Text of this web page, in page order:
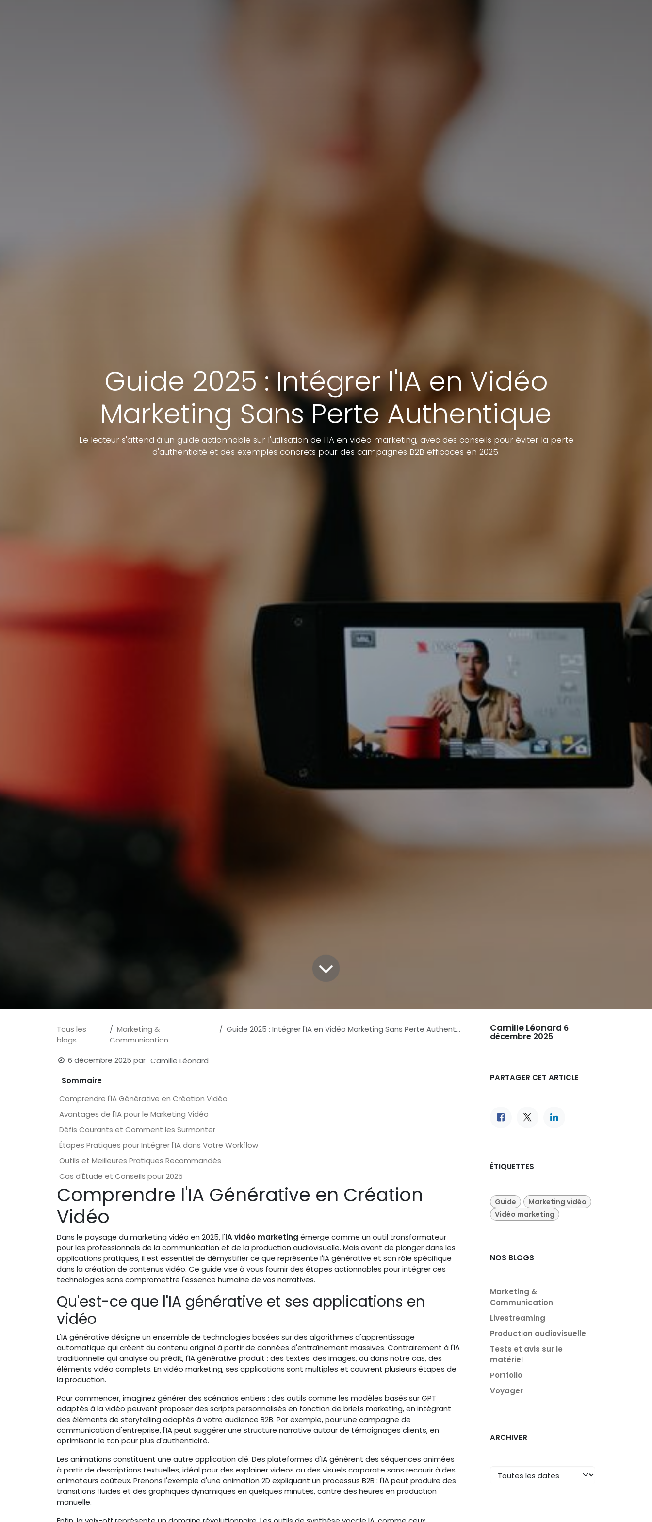
Guide 2025 : Intégrer l'IA en Vidéo
Marketing Sans Perte Authentique
Le lecteur s'attend à un guide actionnable sur l'utilisation de l'IA en vidéo marketing, avec des conseils pour éviter la perte
d'authenticité et des exemples concrets pour des campagnes B2B efficaces en 2025.
Tous les
blogs
Marketing &
Communication
Guide 2025 : Intégrer l'IA en Vidéo Marketing Sans Perte Authentique
6 décembre 2025 par Camille Léonard
Sommaire
Comprendre l'IA Générative en Création Vidéo
Avantages de l'IA pour le Marketing Vidéo
Défis Courants et Comment les Surmonter
Étapes Pratiques pour Intégrer l'IA dans Votre Workflow
Outils et Meilleures Pratiques Recommandés
Cas d'Étude et Conseils pour 2025
Comprendre l'IA Générative en Création
Vidéo
Dans le paysage du marketing vidéo en 2025, l'IA vidéo marketing émerge comme un outil transformateur
pour les professionnels de la communication et de la production audiovisuelle. Mais avant de plonger dans les
applications pratiques, il est essentiel de démystifier ce que représente l'IA générative et son rôle spécifique
dans la création de contenus vidéo. Ce guide vise à vous fournir des étapes actionnables pour intégrer ces
technologies sans compromettre l'essence humaine de vos narratives.
Qu'est-ce que l'IA générative et ses applications en
vidéo
L'IA générative désigne un ensemble de technologies basées sur des algorithmes d'apprentissage
automatique qui créent du contenu original à partir de données d'entraînement massives. Contrairement à l'IA
traditionnelle qui analyse ou prédit, l'IA générative produit : des textes, des images, ou dans notre cas, des
éléments vidéo complets. En vidéo marketing, ses applications sont multiples et couvrent plusieurs étapes de
la production.
Pour commencer, imaginez générer des scénarios entiers : des outils comme les modèles basés sur GPT
adaptés à la vidéo peuvent proposer des scripts personnalisés en fonction de briefs marketing, en intégrant
des éléments de storytelling adaptés à votre audience B2B. Par exemple, pour une campagne de
communication d'entreprise, l'IA peut suggérer une structure narrative autour de témoignages clients, en
optimisant le ton pour plus d'authenticité.
Les animations constituent une autre application clé. Des plateformes d'IA génèrent des séquences animées
à partir de descriptions textuelles, idéal pour des explainer videos ou des visuels corporate sans recourir à des
animateurs coûteux. Prenons l'exemple d'une animation 2D expliquant un processus B2B : l'IA peut produire des
transitions fluides et des graphiques dynamiques en quelques minutes, contre des heures en production
manuelle.
Camille Léonard 6
décembre 2025
PARTAGER CET ARTICLE
ÉTIQUETTES
Guide
Marketing vidéo
Vidéo marketing
NOS BLOGS
Marketing &
Communication
Livestreaming
Production audiovisuelle
Tests et avis sur le
matériel
Portfolio
Voyager
ARCHIVER